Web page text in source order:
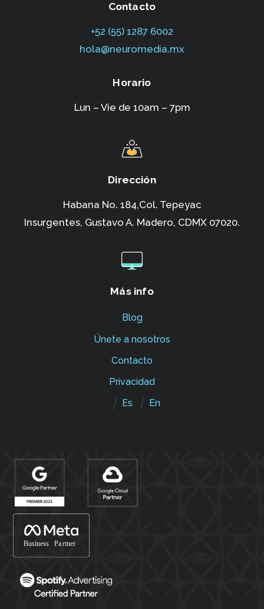
Contacto
+52 (55) 1287 6002‬
hola@neuromedia.mx
Horario
Lun – Vie de 10am – 7pm
Dirección
Habana No. 184,Col. Tepeyac
Insurgentes, Gustavo A. Madero, CDMX 07020.
Más info
Blog
Únete a nosotros
Contacto
Privacidad
Es
En